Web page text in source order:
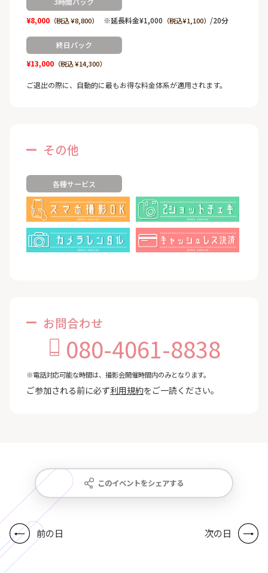
¥8,000（税込 ¥8,800） ※延長料金¥1,000 （税込¥1,100） /20分
終日パック
¥13,000（税込 ¥14,300）
ご退出の際に、自動的に最もお得な料金体系が適用されます。
その他
各種サービス
お問合わせ
080-4061-8838
※電話対応可能な時間は、撮影会開催時間内のみとなります。
ご参加される前に必ず利用規約をご一読ください。
このイベントをシェアする
前の日 次の日